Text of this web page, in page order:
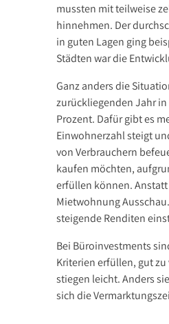
mussten mit teilweise
hinnehmen. Der
in guten Lagen ging
Städten war die
Ganz anders die
zurückliegenden Jahr
Prozent. Dafür gibt es
Einwohnerzahl steigt
von Verbrauchern
kaufen möchten,
erfüllen können.
Mietwohnung
steigende Renditen
Bei Büroinvestments
Kriterien erfüllen, gut
stiegen leicht. Anders
sich die